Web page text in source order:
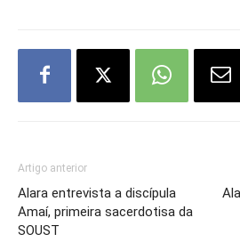
Artigo anterior
Alara entrevista a discípula
Amaí, primeira sacerdotisa da
SOUST